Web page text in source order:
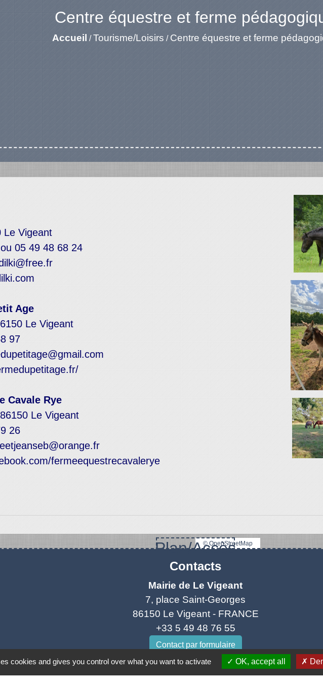
Centre équestre et ferme
Accueil /Tourisme/Loisirs / Centre équestre et ferme
Le Vigeant
05 49 48 68 24
Age
Le Vigeant
97
Cavale Rye
Le Vigeant
26
fermeequestrecavalerye
Plan/Accès
© OpenStreetMap
Contacts
Mairie de Le Vigeant
7, place Saint-Georges
86150 Le Vigeant - FRANCE
+33 5 49 48 76 55
Contact par formulaire
cookies and gives you control over what you want to activate
OK, accept all